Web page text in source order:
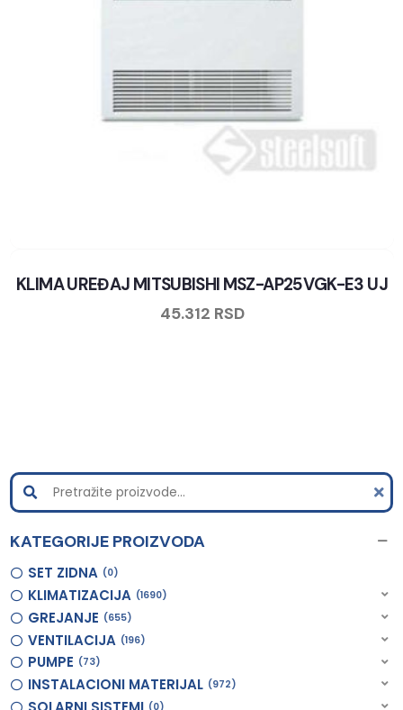
KLIMA UREĐAJ MITSUBISHI MSZ-AP25VGK-E3 UJ
45.312 RSD
KATEGORIJE PROIZVODA
SET ZIDNA 0
KLIMATIZACIJA 1690
GREJANJE 655
VENTILACIJA 196
PUMPE 73
INSTALACIONI MATERIJAL 972
0